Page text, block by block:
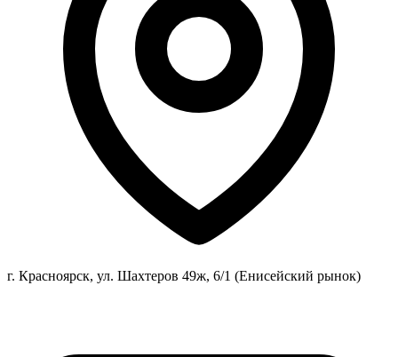
г. Красноярск, ул. Шахтеров 49ж, 6/1 (Енисейский рынок)